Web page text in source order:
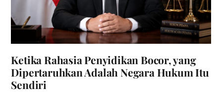
Ketika Rahasia Penyidikan Bocor, yang
Dipertaruhkan Adalah Negara Hukum Itu
Sendiri